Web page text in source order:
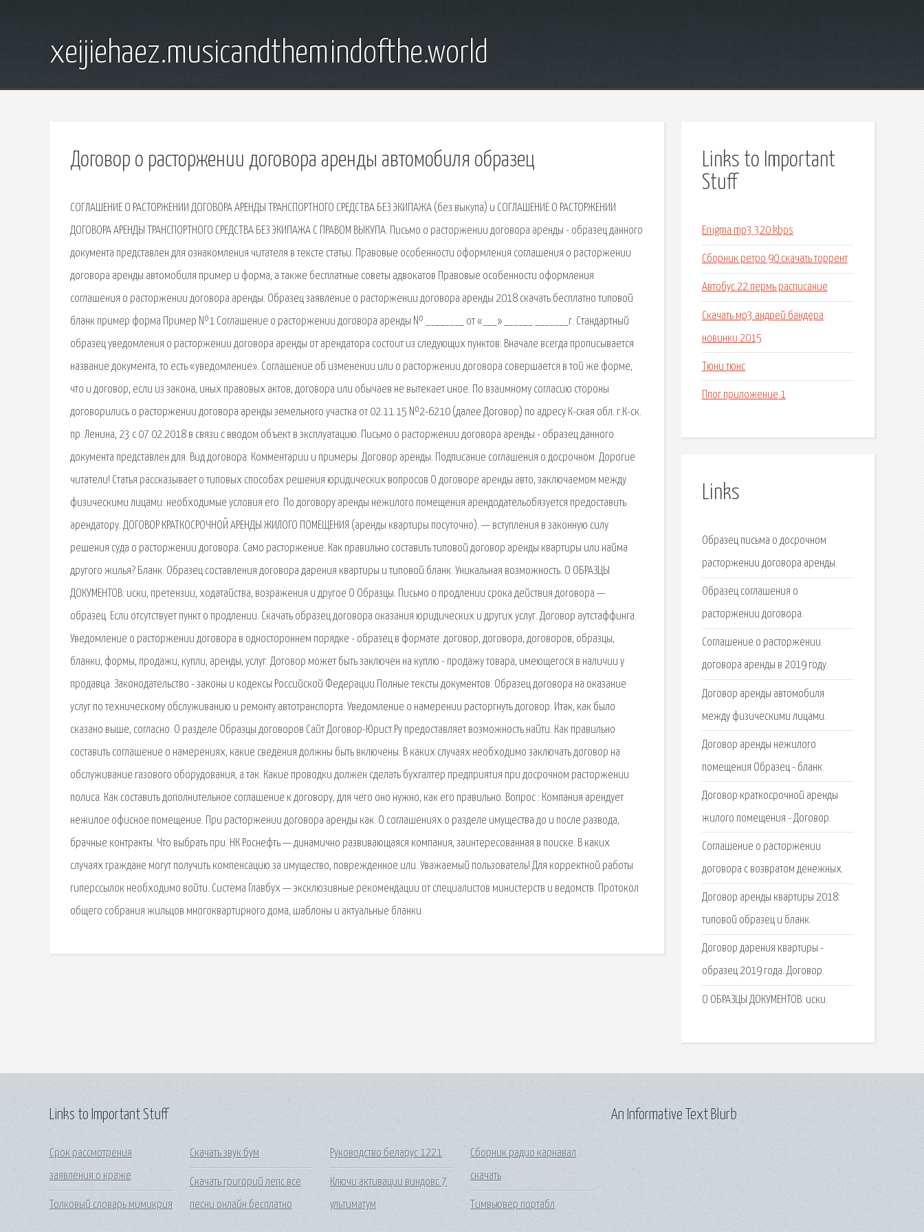
xeijiehaez.musicandthemindofthe.world
Договор о расторжении договора аренды автомобиля образец
СОГЛАШЕНИЕ О РАСТОРЖЕНИИ ДОГОВОРА АРЕНДЫ ТРАНСПОРТНОГО СРЕДСТВА БЕЗ ЭКИПАЖА (без выкупа) и СОГЛАШЕНИЕ О РАСТОРЖЕНИИ
ДОГОВОРА АРЕНДЫ ТРАНСПОРТНОГО СРЕДСТВА БЕЗ ЭКИПАЖА С ПРАВОМ ВЫКУПА. Письмо о расторжении договора аренды - образец данного
документа представлен для ознакомления читателя в тексте статьи. Правовые особенности оформления соглашения о расторжении
договора аренды автомобиля пример и форма, а также бесплатные советы адвокатов Правовые особенности оформления
соглашения о расторжении договора аренды. Образец заявление о расторжении договора аренды 2018 скачать бесплатно типовой
бланк пример форма Пример №1 Соглашение о расторжении договора аренды № ________ от «___» ______ _______г. Стандартный
образец уведомления о расторжении договора аренды от арендатора состоит из следующих пунктов: Вначале всегда прописывается
название документа, то есть «уведомление». Соглашение об изменении или о расторжении договора совершается в той же форме,
что и договор, если из закона, иных правовых актов, договора или обычаев не вытекает иное. По взаимному согласию стороны
договорились о расторжении договора аренды земельного участка от 02.11.15 №2-6210 (далее Договор) по адресу К-ская обл. г.К-ск.
пр. Ленина, 23 с 07.02.2018 в связи с вводом объект в эксплуатацию. Письмо о расторжении договора аренды - образец данного
документа представлен для. Вид договора. Комментарии и примеры. Договор аренды. Подписание соглашения о досрочном. Дорогие
читатели! Статья рассказывает о типовых способах решения юридических вопросов О договоре аренды авто, заключаемом между
физическими лицами: необходимые условия его. По договору аренды нежилого помещения арендодательобязуется предоставить
арендатору. ДОГОВОР КРАТКОСРОЧНОЙ АРЕНДЫ ЖИЛОГО ПОМЕЩЕНИЯ (аренды квартиры посуточно). — вступления в законную силу
решения суда о расторжении договора. Само расторжение. Как правильно составить типовой договор аренды квартиры или найма
другого жилья? Бланк. Образец составления договора дарения квартиры и типовой бланк. Уникальная возможность. О ОБРАЗЦЫ
ДОКУМЕНТОВ: иски, претензии, ходатайства, возражения и другое О Образцы. Письмо о продлении срока действия договора —
образец. Если отсутствует пункт о продлении. Скачать образец договора оказания юридических и других услуг. Договор аутстаффинга.
Уведомление о расторжении договора в одностороннем порядке - образец в формате. договор, договора, договоров, образцы,
бланки, формы, продажи, купли, аренды, услуг. Договор может быть заключен на куплю - продажу товара, имеющегося в наличии у
продавца. Законодательство - законы и кодексы Российской Федерации.Полные тексты документов. Образец договора на оказание
услуг по техническому обслуживанию и ремонту автотранспорта. Уведомление о намерении расторгнуть договор. Итак, как было
сказано выше, согласно. О разделе Образцы договоров Сайт Договор-Юрист.Ру предоставляет возможность найти. Как правильно
составить соглашение о намерениях, какие сведения должны быть включены. В каких случаях необходимо заключать договор на
обслуживание газового оборудования, а так. Какие проводки должен сделать бухгалтер предприятия при досрочном расторжении
полиса. Как составить дополнительное соглашение к договору, для чего оно нужно, как его правильно. Вопрос : Компания арендует
нежилое офисное помещение. При расторжении договора аренды как. О соглашениях о разделе имущества до и после развода,
брачные контракты. Что выбрать при. НК Роснефть — динамично развивающаяся компания, заинтересованная в поиске. В каких
случаях граждане могут получить компенсацию за имущество, поврежденное или. Уважаемый пользователь! Для корректной работы
гиперссылок необходимо войти. Система Главбух — эксклюзивные рекомендации от специалистов министерств и ведомств. Протокол
общего собрания жильцов многоквартирного дома, шаблоны и актуальные бланки.
Links to Important
Stuff
Enigma mp3 320 kbps
Сборник ретро 90 скачать торрент
Автобус 22 пермь расписание
Скачать мр3 андрей бандера
новинки 2015
Тюни тюнс
Ппог приложение 1
Links
Образец письма о досрочном
расторжении договора аренды.
Образец соглашения о
расторжении договора.
Соглашение о расторжении
договора аренды в 2019 году.
Договор аренды автомобиля
между физическими лицами.
Договор аренды нежилого
помещения Образец - бланк.
Договор краткосрочной аренды
жилого помещения - Договор.
Соглашение о расторжении
договора с возвратом денежных.
Договор аренды квартиры 2018:
типовой образец и бланк.
Договор дарения квартиры -
образец 2019 года. Договор.
О ОБРАЗЦЫ ДОКУМЕНТОВ: иски.
Links to Important Stuff
Срок рассмотрения
заявления о краже
Толковый словарь мимикрия
Скачать звук бум
Скачать григорий лепс все
песни онлайн бесплатно
Руководство беларус 1221
Ключи активации виндовс 7
ультиматум
Сборник радио карнавал
скачать
Тимвьювер портабл
An Informative Text Blurb